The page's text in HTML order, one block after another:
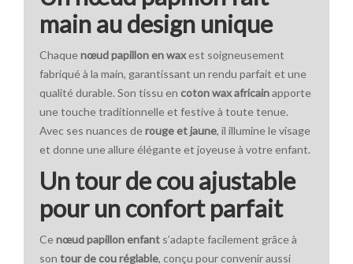
main au design unique
Chaquenœud papillon en waxest soigneusement
fabriqué à la main, garantissant un rendu parfait et une
qualité durable. Son tissu en coton wax africainapporte
une touche traditionnelle et festive à toute tenue.
Avec ses nuances derouge et jaune, il illumine le visage
et donne une allure élégante et joyeuse à votre enfant.
Un tour de cou ajustable
pour un confort parfait
Cenœud papillon enfant s’adapte facilement grâce à
son tour de cou réglable, conçu pour convenir aussi